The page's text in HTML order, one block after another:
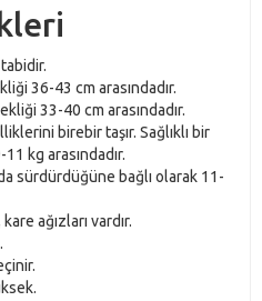
36-43 cm arasındadır.
33-40 cm arasındadır.
birebir taşır. Sağlıklı bir
kg arasındadır.
sürdürdüğüne bağlı olarak 11-
ağızları vardır.